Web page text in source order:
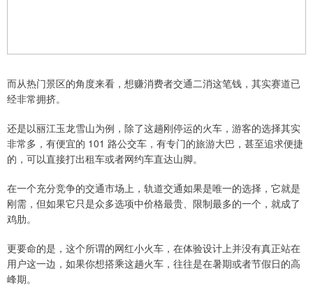
而从热门景区的角度来看，想赚消费者交通二消这笔钱，其实赛道已
经非常拥挤。
还是以丽江玉龙雪山为例，除了这趟刚停运的火车，游客的选择其实
非常多，有便宜的 101 路公交车，有专门的旅游大巴，甚至追求便捷
的，可以直接打出租车或者网约车直达山脚。
在一个充分竞争的交通市场上，轨道交通如果是唯一的选择，它就是
刚需，但如果它只是众多选项中价格最贵、限制最多的一个，就成了
鸡肋。
更要命的是，这个所谓的网红小火车，在体验设计上并没有真正站在
用户这一边，如果你想搭乘这趟火车，往往是在暑期或者节假日的高
峰期。